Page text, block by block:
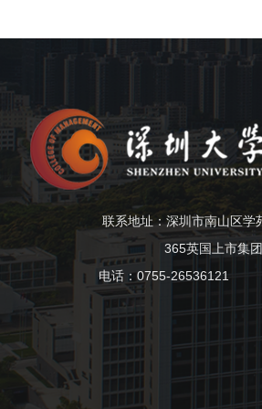
联系地址：深圳市南山区学
365英国上市集团丽
电话：0755-26536121